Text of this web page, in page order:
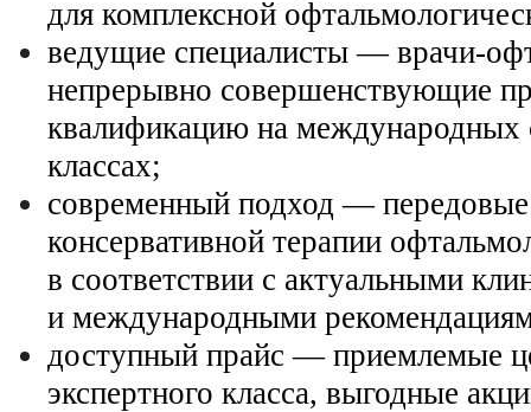
для комплексной
ведущие специалисты — врачи-
непрерывно совершенствующие
квалификацию на международных
классах;
современный подход —
консервативной терапии
в соответствии с актуальными
и международными
доступный прайс — приемлемые
экспертного класса, выгодные